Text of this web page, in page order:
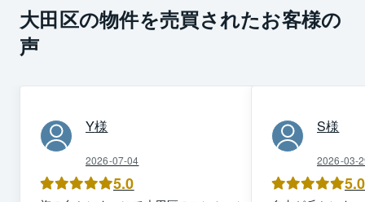
大田区の物件を売買されたお客様の
声
Y様
2026-07-04
5.0
S様
2026-03-
5.0